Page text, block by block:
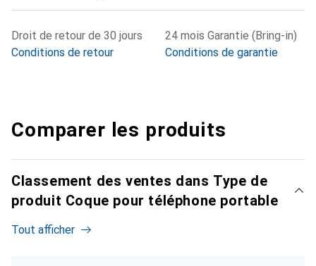
Droit de retour de 30 jours
Conditions de retour
24 mois Garantie (Bring-in)
Conditions de garantie
Comparer les produits
Classement des ventes dans Type de
produit Coque pour téléphone portable
Tout afficher